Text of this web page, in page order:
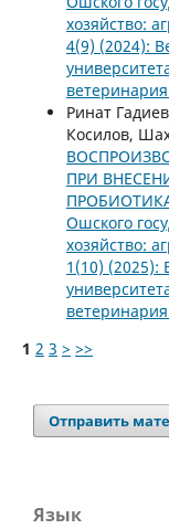
хозяйство:
4(9) (2024):
Ринат
Косилов,
ПРИ
Ошского
хозяйство:
1(10) (2025):
1 2 3 > >>
Отправить
Язык